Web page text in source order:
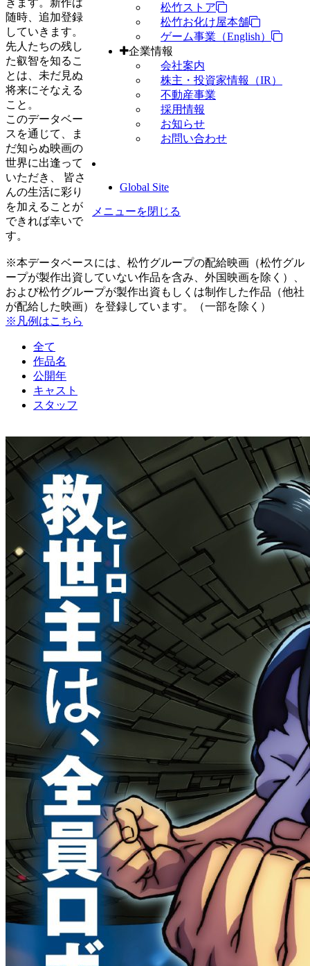
松竹ストア
松竹お化け屋本舗
ゲーム事業（English）
企業情報
会社案内
株主・投資家情報（IR）
不動産事業
採用情報
お知らせ
お問い合わせ
Global Site
メニューを閉じる
随時、追加登録
していきます。
先人たちの残し
た叡智を知るこ
とは、未だ見ぬ
将来にそなえる
こと。
このデータベー
スを通じて、ま
だ知らぬ映画の
世界に出逢って
いただき、 皆さ
んの生活に彩り
を加えることが
できれば幸いで
す。
※本データベースには、松竹グループの配給映画（松竹グル
ープが製作出資していない作品を含み、外国映画を除く）、
および松竹グループが製作出資もしくは制作した作品（他社
が配給した映画）を登録しています。（一部を除く）
※凡例はこちら
全て
作品名
公開年
キャスト
スタッフ